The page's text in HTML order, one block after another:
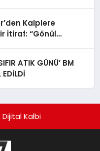
Kalplere
İtiraf: “Gönül
ATIK GÜNÜ’ BM
EDİLDİ
Kalbi